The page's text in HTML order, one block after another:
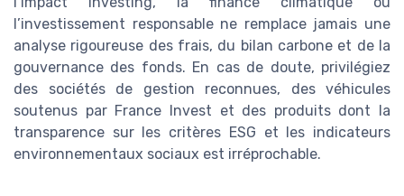
l’investissement responsable ne remplace jamais une
analyse rigoureuse des frais, du bilan carbone et de la
gouvernance des fonds. En cas de doute, privilégiez
des sociétés de gestion reconnues, des véhicules
soutenus par France Invest et des produits dont la
transparence sur les critères ESG et les indicateurs
environnementaux sociaux est irréprochable.